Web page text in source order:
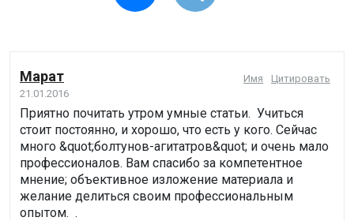
Марат
21.01.2016
Имя Цитировать
Приятно почитать утром умные статьи. Учиться
стоит постоянно, и хорошо, что есть у кого. Сейчас
много &quot;болтунов-агитатров&quot; и очень мало
профессионалов. Вам спасибо за компетентное
мнение; объективное изложение материала и
желание делиться своим профессиональным
опытом. .